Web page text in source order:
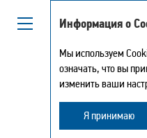
В Компании
Информация о
Мы используем
означать, что вы
изменить ваши
Я принимаю